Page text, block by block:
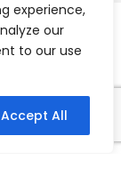
experience,
our
to our use
Accept All